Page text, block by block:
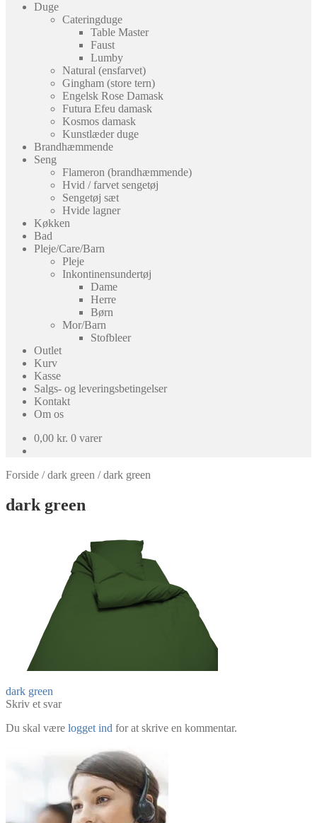
Duge
Cateringduge
Table Master
Faust
Lumby
Natural (ensfarvet)
Gingham (store tern)
Engelsk Rose Damask
Futura Efeu damask
Kosmos damask
Kunstlæder duge
Brandhæmmende
Seng
Flameron (brandhæmmende)
Hvid / farvet sengetøj
Sengetøj sæt
Hvide lagner
Køkken
Bad
Pleje/Care/Barn
Pleje
Inkontinensundertøj
Dame
Herre
Børn
Mor/Barn
Stofbleer
Outlet
Kurv
Kasse
Salgs- og leveringsbetingelser
Kontakt
Om os
0,00 kr. 0 varer
Forside /dark green /dark green
dark green
Indlægsnavigation
Forrige
indlæg:
dark green
Skriv et svar
Du skal være logget ind for at skrive en kommentar.